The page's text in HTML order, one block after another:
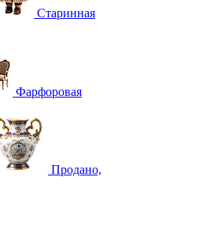
Старинная
Фарфоровая
Продано,